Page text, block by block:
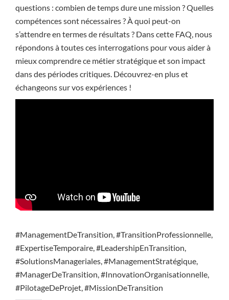
questions : combien de temps dure une mission ? Quelles
compétences sont nécessaires ? À quoi peut-on
s’attendre en termes de résultats ? Dans cette FAQ, nous
répondons à toutes ces interrogations pour vous aider à
mieux comprendre ce métier stratégique et son impact
dans des périodes critiques. Découvrez-en plus et
échangeons sur vos expériences !
#ManagementDeTransition, #TransitionProfessionnelle,
#ExpertiseTemporaire, #LeadershipEnTransition,
#SolutionsManageriales, #ManagementStratégique,
#ManagerDeTransition, #InnovationOrganisationnelle,
#PilotageDeProjet, #MissionDeTransition